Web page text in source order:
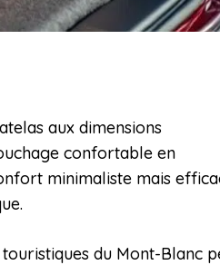
aux dimensions
confortable en
minimaliste mais
du Mont-Blanc